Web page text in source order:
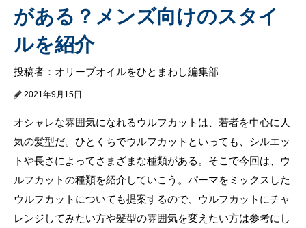
がある？メンズ向けのスタイ
ルを紹介
投稿者：オリーブオイルをひとまわし編集部
2021年9月15日
オシャレな雰囲気になれるウルフカットは、若者を中心に人
気の髪型だ。ひとくちでウルフカットといっても、シルエッ
トや長さによってさまざまな種類がある。そこで今回は、ウ
ルフカットの種類を紹介していこう。パーマをミックスした
ウルフカットについても提案するので、ウルフカットにチャ
レンジしてみたい方や髪型の雰囲気を変えたい方は参考にし